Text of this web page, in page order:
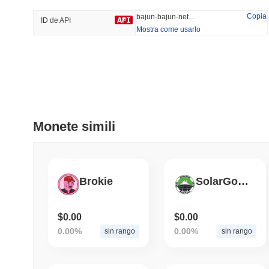
-0.29%
ID de API
Copia
Mostra come usarlo
Monete simili
Brokie
$0.00
0.00% sin rango
SolarGosh
$0.00
0.00% sin rango